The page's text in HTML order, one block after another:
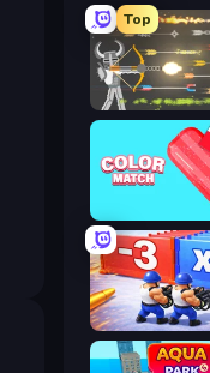
Top
Ragdoll Archers
Battle Brigade